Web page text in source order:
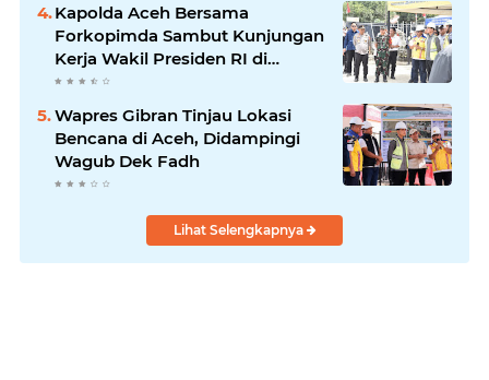
Kapolda Aceh Bersama
Forkopimda Sambut Kunjungan
Kerja Wakil Presiden RI di
Kabupaten Bireuen
Wapres Gibran Tinjau Lokasi
Bencana di Aceh, Didampingi
Wagub Dek Fadh
Lihat Selengkapnya